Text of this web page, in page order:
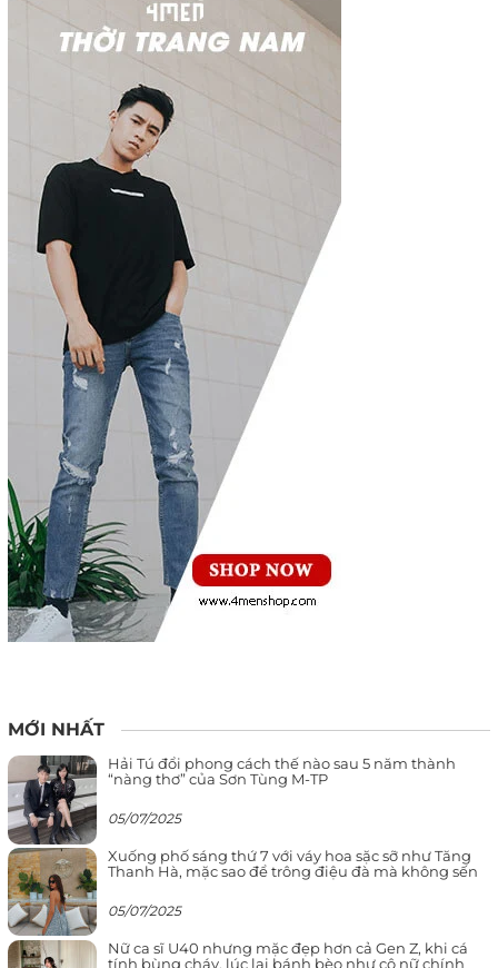
MỚI NHẤT
Hải Tú đổi phong cách thế nào sau 5 năm thành
“nàng thơ” của Sơn Tùng M-TP
05/07/2025
Xuống phố sáng thứ 7 với váy hoa sặc sỡ như Tăng
Thanh Hà, mặc sao để trông điệu đà mà không sến
05/07/2025
Nữ ca sĩ U40 nhưng mặc đẹp hơn cả Gen Z, khi cá
tính bùng cháy, lúc lại bánh bèo như cô nữ chính